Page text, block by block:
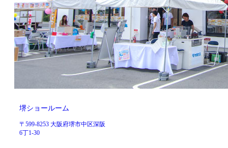
堺ショールーム
〒599-8253 大阪府堺市中区深阪
6丁1-30